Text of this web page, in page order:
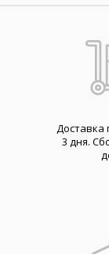
Доставка
3 дня.